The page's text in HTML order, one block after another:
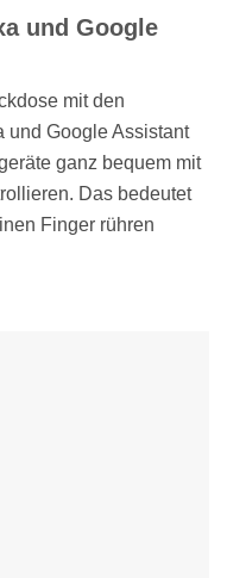
und Google
mit den
und Google Assistant
ganz bequem mit
Das bedeutet
Finger rühren